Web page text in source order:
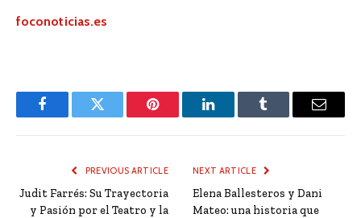
foconoticias.es
FacebookTwitter Pinterest LinkedInTumblr Email
PREVIOUS ARTICLE
Judit Farrés: Su Trayectoria
y Pasión por el Teatro y la
NEXT ARTICLE
Elena Ballesteros y Dani
Mateo: una historia que